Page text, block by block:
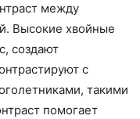
между
Высокие хвойные
создают
с
такими
помогает